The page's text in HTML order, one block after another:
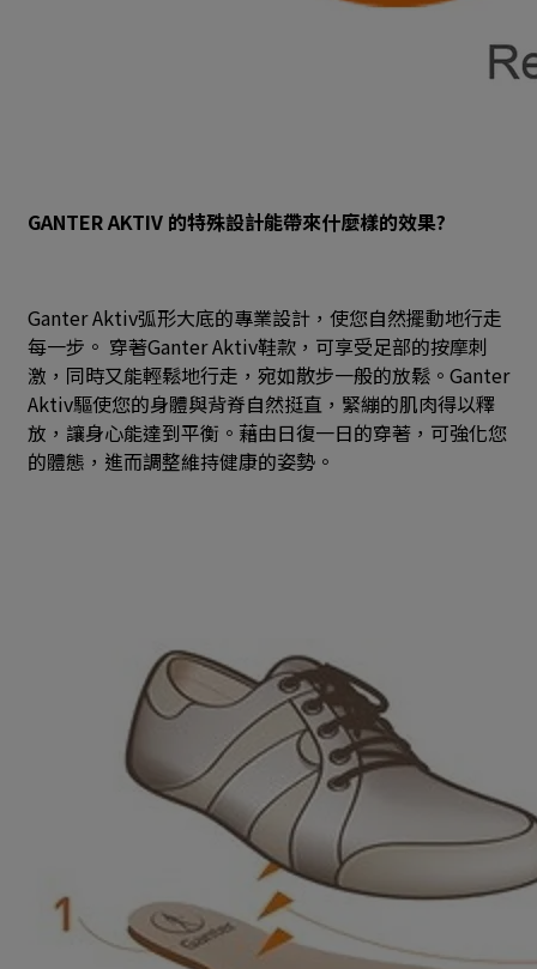
GANTER AKTIV 的特殊設計能帶來什麼樣的效果?
Ganter Aktiv弧形大底的專業設計，使您自然擺動地行走
每一步。 穿著Ganter Aktiv鞋款，可享受足部的按摩刺
激，同時又能輕鬆地行走，宛如散步一般的放鬆。Ganter
Aktiv驅使您的身體與背脊自然挺直，緊繃的肌肉得以釋
放，讓身心能達到平衡。藉由日復一日的穿著，可強化您
的體態，進而調整維持健康的姿勢。